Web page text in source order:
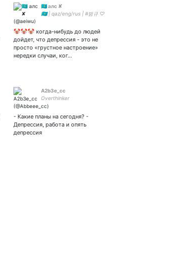
🇰🇿 алс ✘
🇰🇿 | qaz/eng/rus | #범규 ♡
🤡🤡🤡 когда-нибудь до людей
дойдет, что депрессия - это не
просто «грустное настроение»
нередки случаи, ког…
A2b3e_cc
Overthinker
- Какие планы на сегодня? -
Депрессия, работа и опять
депрессия